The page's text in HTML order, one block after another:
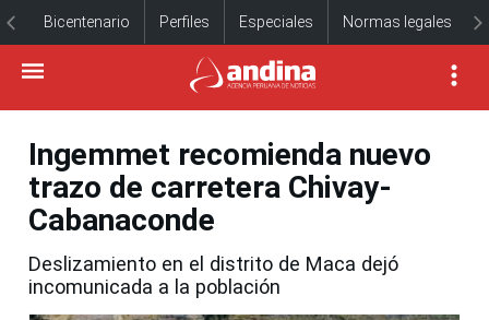
Bicentenario Perfiles Especiales Normas legales
Ingemmet recomienda nuevo
trazo de carretera Chivay-
Cabanaconde
Deslizamiento en el distrito de Maca dejó
incomunicada a la población